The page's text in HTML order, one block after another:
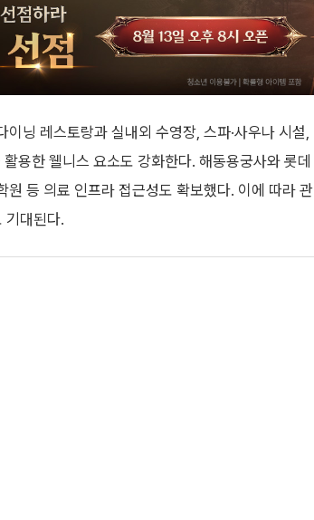
이닝 레스토랑과 실내외 수영장, 스파·사우나 시설,
용한 웰니스 요소도 강화한다. 해동용궁사와 롯데
등 의료 인프라 접근성도 확보했다. 이에 따라 관
기대된다.